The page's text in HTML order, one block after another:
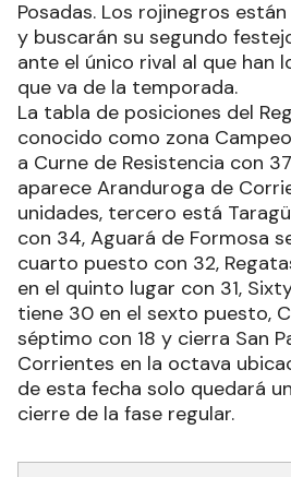
Posadas. Los rojinegros
y buscarán su segundo
ante el único rival al que han
que va de la temporada.
La tabla de posiciones del
conocido como zona
a Curne de Resistencia con
aparece Aranduroga de
unidades, tercero está
con 34, Aguará de Formosa
cuarto puesto con 32,
en el quinto lugar con 31,
tiene 30 en el sexto puesto,
séptimo con 18 y cierra San
Corrientes en la octava
de esta fecha solo quedará
cierre de la fase regular.